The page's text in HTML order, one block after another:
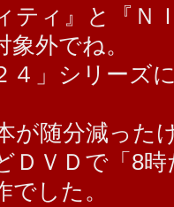
ティ』と『
外でね。
４」シリーズ
が随分減った
ＤＶＤで「8
でした。